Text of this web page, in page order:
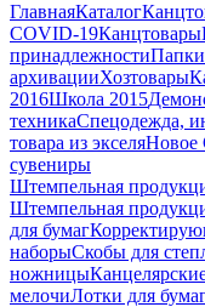
ГлавнаяКаталог
COVID-19Канцтовары
принадлежности
архивацииХозтовары
2016Школа 2015
техникаСпецодежда,
товара из экселяНовое
сувениры
Штемпельная
Штемпельная
для бумаг
наборыСкобы для
ножницы
мелочиЛотки для